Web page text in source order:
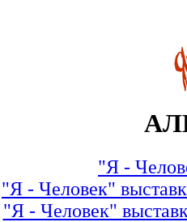
"Я -
"Я - Человек"
"Я - Человек"